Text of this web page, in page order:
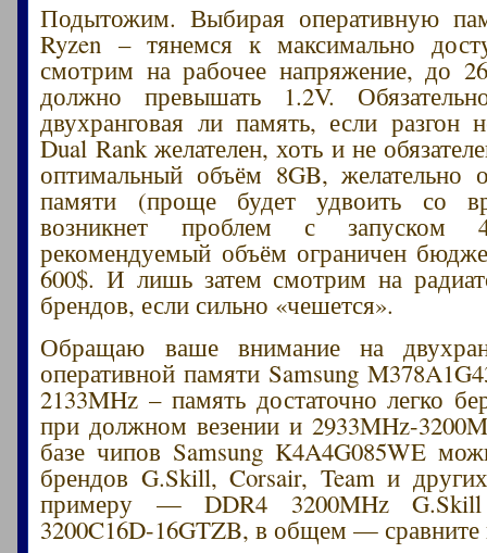
Подытожим. Выбирая оперативную
Ryzen – тянемся к максимально
смотрим на рабочее напряжение, до
должно превышать 1.2V.
двухранговая ли память, если разгон
Dual Rank желателен, хоть и не
оптимальный объём 8GB, желательно
памяти (проще будет удвоить со
возникнет проблем с запуском
рекомендуемый объём ограничен
600$. И лишь затем смотрим на
брендов, если сильно «чешется».
Обращаю ваше внимание на
оперативной памяти Samsung
2133MHz – память достаточно легко
при должном везении и 2933MHz-
базе чипов Samsung K4A4G085WE
брендов G.Skill, Corsair, Team и
примеру — DDR4 3200MHz
3200C16D-16GTZB, в общем —